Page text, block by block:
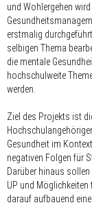
und Wohlergehen
erstmalig
selbigen Thema
die mentale
hochschulweite
werden.
Ziel des Projekts ist
Gesundheit im
negativen Folgen für
Darüber hinaus
UP und
darauf aufbauend